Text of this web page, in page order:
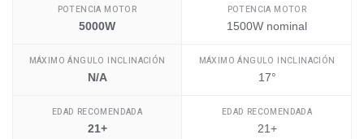
POTENCIA MOTOR
5000W
MÁXIMO ÁNGULO INCLINACIÓN
N/A
EDAD RECOMENDADA
21+
POTENCIA MOTOR
1500W nominal
MÁXIMO ÁNGULO INCLINACIÓN
17°
EDAD RECOMENDADA
21+